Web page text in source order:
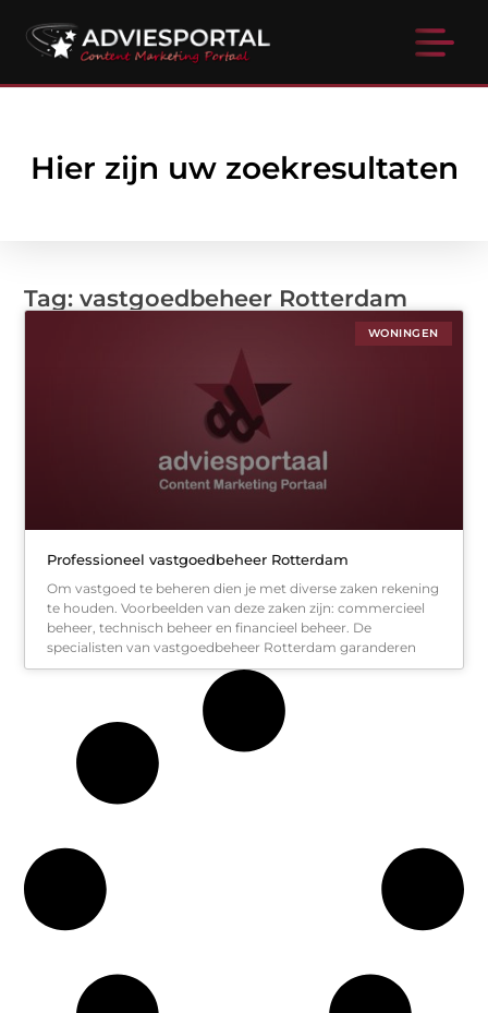
Hier zijn uw zoekresultaten
Tag: vastgoedbeheer Rotterdam
WONINGEN
Professioneel vastgoedbeheer Rotterdam
Om vastgoed te beheren dien je met diverse zaken rekening
te houden. Voorbeelden van deze zaken zijn: commercieel
beheer, technisch beheer en financieel beheer. De
specialisten van vastgoedbeheer Rotterdam garanderen